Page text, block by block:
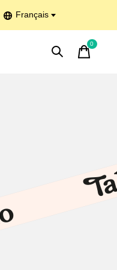
Français
0items